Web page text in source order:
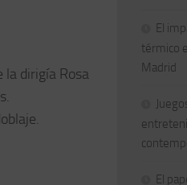
la dirigía Rosa
El
térmico
Madrid
El